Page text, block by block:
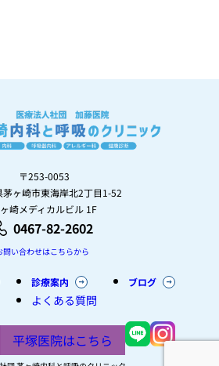
〒253-0053
茅ヶ崎市東海岸北2丁目1-52
崎メディカルビル 1F
0467-82-2602
問い合わせはこちらから
診療案内
よくある質問
ブログ
平塚医院はこちら